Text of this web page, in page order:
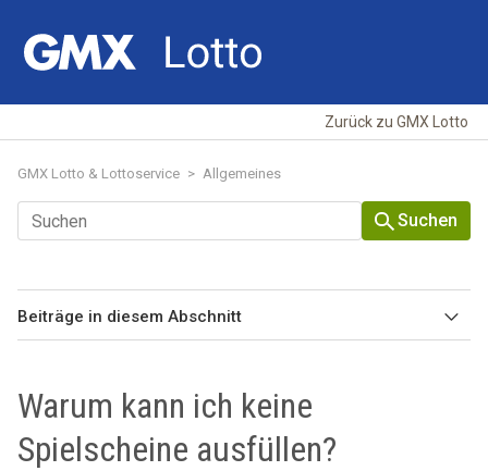
Zurück zu GMX Lotto
GMX Lotto & Lottoservice Allgemeines
Suchen
Beiträge in diesem Abschnitt
IOS)
Warum kann ich keine
Spielscheine ausfüllen?